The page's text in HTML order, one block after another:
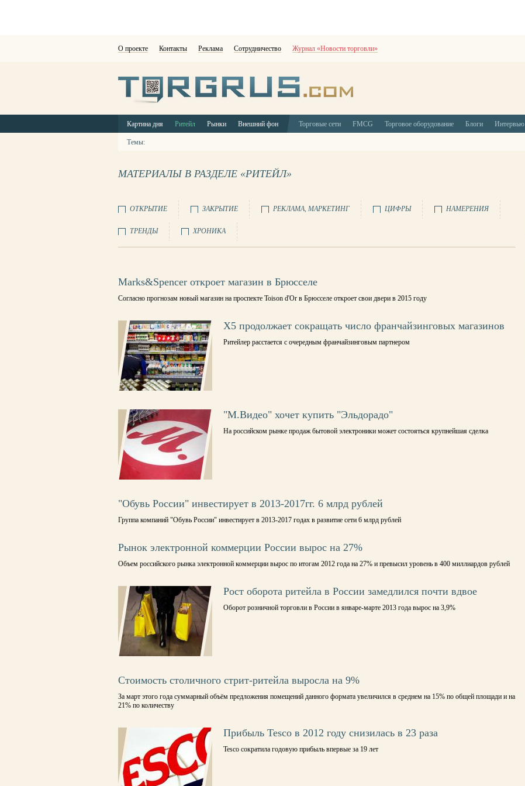
О проекте Контакты Реклама Сотрудничество Журнал «Новости торговли»
Картина дня Ритейл Рынки Внешний фон Торговые сети FMCG Торговое оборудование Блоги Интервью
Темы:
МАТЕРИАЛЫ В РАЗДЕЛЕ «РИТЕЙЛ»
ОТКРЫТИЕ ЗАКРЫТИЕ РЕКЛАМА, МАРКЕТИНГ ЦИФРЫ НАМЕРЕНИЯ
ТРЕНДЫ ХРОНИКА
Marks&Spencer откроет магазин в Брюсселе
Согласно прогнозам новый магазин на проспекте Toison d'Or в Брюсселе откроет свои двери в 2015 году
Х5 продолжает сокращать число франчайзинговых магазинов
Ритейлер расстается с очередным франчайзинговым партнером
"М.Видео" хочет купить "Эльдорадо"
На российском рынке продаж бытовой электроники может состояться крупнейшая сделка
"Обувь России" инвестирует в 2013-2017гг. 6 млрд рублей
Группа компаний "Обувь России" инвестирует в 2013-2017 годах в развитие сети 6 млрд рублей
Рынок электронной коммерции России вырос на 27%
Объем российского рынка электронной коммерции вырос по итогам 2012 года на 27% и превысил уровень в 400 миллиардов рублей
Рост оборота ритейла в России замедлился почти вдвое
Оборот розничной торговли в России в январе-марте 2013 года вырос на 3,9%
Стоимость столичного стрит-ритейла выросла на 9%
За март этого года суммарный объём предложения помещений данного формата увеличился в среднем на 15% по общей площади и на
21% по количеству
Прибыль Tesco в 2012 году снизилась в 23 раза
Tesco сократила годовую прибыль впервые за 19 лет